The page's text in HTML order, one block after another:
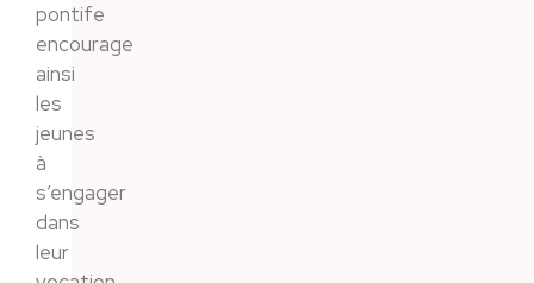
pontife
encourage
ainsi
les
jeunes
à
s’engager
dans
leur